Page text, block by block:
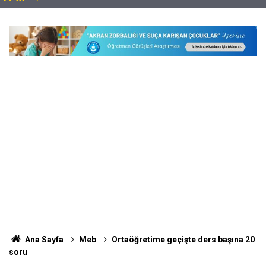
Ana Sayfa Meb
Ortaöğretime geçişte ders başına 20
soru